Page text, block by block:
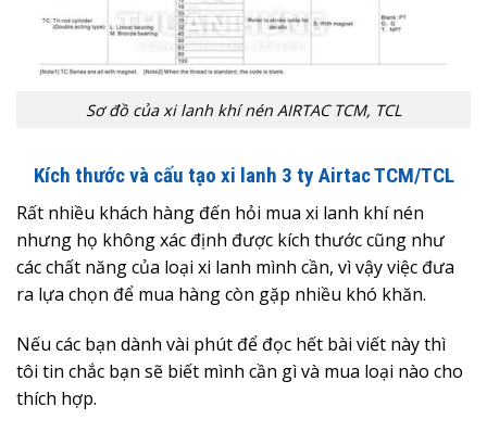
Sơ đồ của xi lanh khí nén AIRTAC TCM, TCL
Kích thước và cấu tạo xi lanh 3 ty Airtac TCM/TCL
Rất nhiều khách hàng đến hỏi mua xi lanh khí nén
nhưng họ không xác định được kích thước cũng như
các chất năng của loại xi lanh mình cần, vì vậy việc đưa
ra lựa chọn để mua hàng còn gặp nhiều khó khăn.
Nếu các bạn dành vài phút để đọc hết bài viết này thì
tôi tin chắc bạn sẽ biết mình cần gì và mua loại nào cho
thích hợp.